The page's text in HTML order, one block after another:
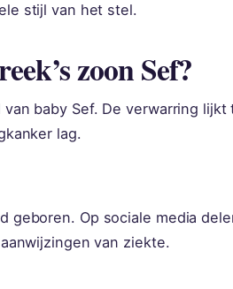
stijl van het stel.
zoon Sef?
baby Sef. De verwarring lijkt
lag.
geboren. Op sociale media
van ziekte.